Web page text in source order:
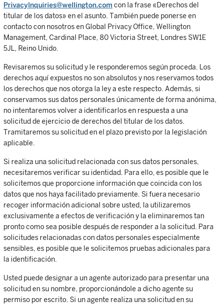
PrivacyInquiries@wellington.com con la frase «Derechos del
titular de los datos» en el asunto. También puede ponerse en
contacto con nosotros en Global Privacy Office, Wellington
Management, Cardinal Place, 80 Victoria Street, Londres SW1E
5JL, Reino Unido.
Revisaremos su solicitud y le responderemos según proceda. Los
derechos aquí expuestos no son absolutos y nos reservamos todos
los derechos que nos otorga la ley a este respecto. Además, si
conservamos sus datos personales únicamente de forma anónima,
no intentaremos volver a identificarlos en respuesta a una
solicitud de ejercicio de derechos del titular de los datos.
Tramitaremos su solicitud en el plazo previsto por la legislación
aplicable.
Si realiza una solicitud relacionada con sus datos personales,
necesitaremos verificar su identidad. Para ello, es posible que le
solicitemos que proporcione información que coincida con los
datos que nos haya facilitado previamente. Si fuera necesario
recoger información adicional sobre usted, la utilizaremos
exclusivamente a efectos de verificación y la eliminaremos tan
pronto como sea posible después de responder a la solicitud. Para
solicitudes relacionadas con datos personales especialmente
sensibles, es posible que le solicitemos pruebas adicionales para
la identificación.
Usted puede designar a un agente autorizado para presentar una
solicitud en su nombre, proporcionándole a dicho agente su
permiso por escrito. Si un agente realiza una solicitud en su